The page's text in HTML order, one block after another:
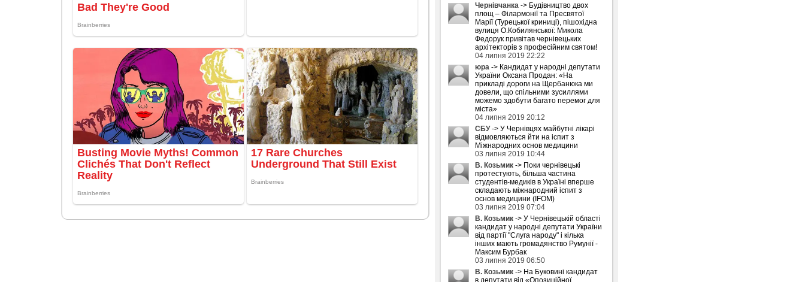
Чернівчанка -> Будівництво двох
площ – Філармонії та Пресвятої
Марії (Турецької криниці), пішохідна
вулиця О.Кобилянської: Микола
Федорук привітав чернівецьких
архітекторів з професійним святом!
04 липня 2019 22:22
юра -> Кандидат у народні депутати
України Оксана Продан: «На
прикладі дороги на Щербанюка ми
довели, що спільними зусиллями
можемо здобути багато перемог для
міста»
04 липня 2019 20:12
СБУ-> У Чернівцях майбутні лікарі
відмовляються йти на іспит з
Міжнародних основ медицини
03 липня 2019 10:44
В. Козьмик -> Поки чернівецькі
протестують, більша частина
студентів-медиків в Україні вперше
складають міжнародний іспит з
основ медицини (IFOM)
03 липня 2019 07:04
В. Козьмик -> У Чернівецькій області
кандидат у народні депутати України
від партії "Слуга народу" і кілька
інших мають громадянство Румунії -
Максим Бурбак
03 липня 2019 06:50
В. Козьмик -> На Буковині кандидат
в депутати від «Опозиційної